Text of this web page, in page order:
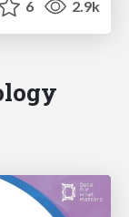
6 2.9k